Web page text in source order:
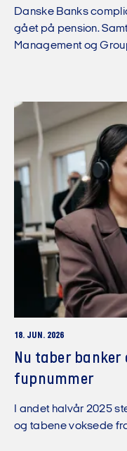
Danske Banks
gået på pension.
Management og
18. JUN. 2026
Nu taber banker
fupnummer
I andet halvår 2025
og tabene voksede